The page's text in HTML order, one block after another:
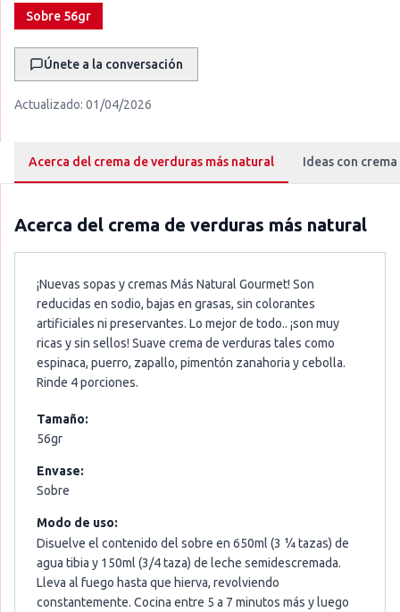
Sobre 56gr
Únete a la conversación
Actualizado: 01/04/2026
Acerca del crema de verduras más natural Ideas con
Acerca del crema de verduras más natural
¡Nuevas sopas y cremas Más Natural Gourmet! Son
reducidas en sodio, bajas en grasas, sin colorantes
artificiales ni preservantes. Lo mejor de todo.. ¡son muy
ricas y sin sellos! Suave crema de verduras tales como
espinaca, puerro, zapallo, pimentón zanahoria y cebolla.
Rinde 4 porciones.
Tamaño:
56gr
Envase:
Sobre
Modo de uso:
Disuelve el contenido del sobre en 650ml (3 ¼ tazas) de
agua tibia y 150ml (3/4 taza) de leche semidescremada.
Lleva al fuego hasta que hierva, revolviendo
constantemente. Cocina entre 5 a 7 minutos más y luego